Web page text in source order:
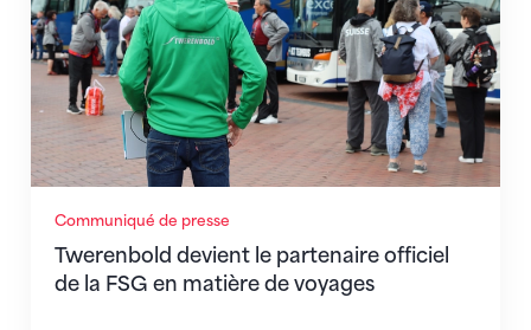
Communiqué de presse
Twerenbold devient le partenaire officiel
de la FSG en matière de voyages